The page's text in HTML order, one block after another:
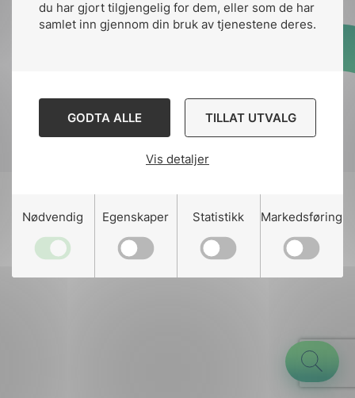
du har gjort tilgjengelig for dem, eller som de har
samlet inn gjennom din bruk av tjenestene deres.
GODTA ALLE TILLAT UTVALG
Vis detaljer
Nødvendig Egenskaper Statistikk Markedsføring